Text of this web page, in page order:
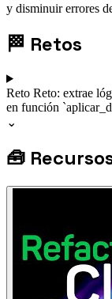
y disminuir errores
🏁 Retos
Reto Reto: extrae
en función
⌄
🧰